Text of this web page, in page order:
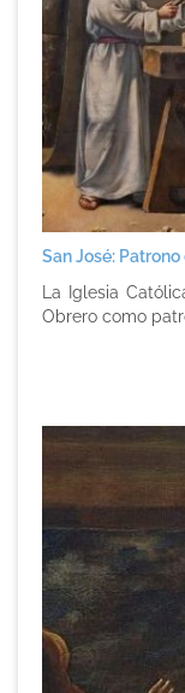
San José:
La Iglesia
Obrero como